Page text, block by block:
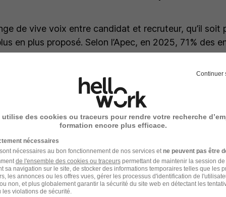
de vive voix entre candidat et recruteur, qu’il soit
en plus proposé. Selon l’Apec, en 2025, 71% des
moins un recrutement de cadre, dont 68 % ayant
sa candidature ?Préparez ce premier échange
et en mettant en valeur vos atouts
formations spécifiques). Dès ce premier échange,
le processus de recrutement avec vous, en
sérieuse qui a l'état d'esprit et les
Continuer
utilise des cookies ou traceurs pour rendre votre recherche
formation encore plus efficace.
nécessaires
nécessaires au bon fonctionnement de nos services et ne peuvent pas être
de l'ensemble des cookies ou traceurspermettant de maintenir la session
sa navigation sur le site, de stocker des informations temporaires telles que les
les annonces ou les offres vues, gérer les processus d'identification de
non, et plus globalement garantir la sécurité du site web en détectant les
violations de sécurité.